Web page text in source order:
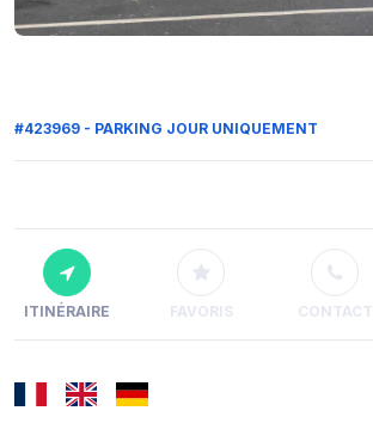
#423969 - PARKING JOUR UNIQUEMENT
ITINÉRAIRE FAVORIS CONTACT